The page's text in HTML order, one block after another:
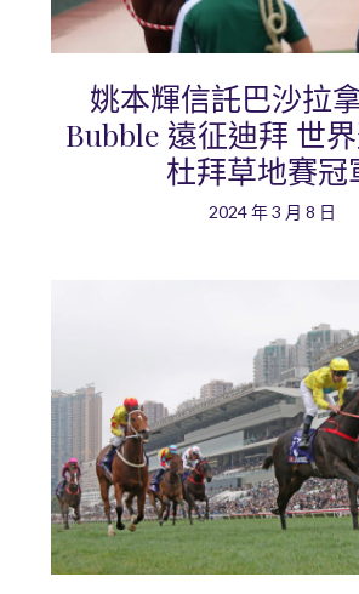
姚本輝信託巴沙拉
Bubble 遠征迪拜 世
杜拜草地賽冠
2024 年 3 月 8 日